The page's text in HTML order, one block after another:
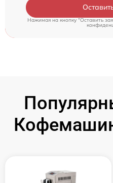
Нажимая на кнопку "Оставить